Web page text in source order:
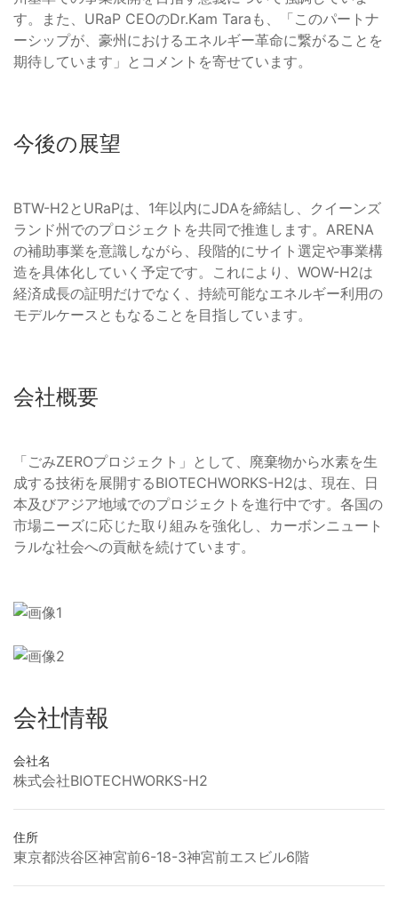
す。また、URaP CEOのDr.Kam Taraも、「このパートナ
ーシップが、豪州におけるエネルギー革命に繋がることを
期待しています」とコメントを寄せています。
今後の展望
BTW-H2とURaPは、1年以内にJDAを締結し、クイーンズ
ランド州でのプロジェクトを共同で推進します。ARENA
の補助事業を意識しながら、段階的にサイト選定や事業構
造を具体化していく予定です。これにより、WOW-H2は
経済成長の証明だけでなく、持続可能なエネルギー利用の
モデルケースともなることを目指しています。
会社概要
「ごみZEROプロジェクト」として、廃棄物から水素を生
成する技術を展開するBIOTECHWORKS-H2は、現在、日
本及びアジア地域でのプロジェクトを進行中です。各国の
市場ニーズに応じた取り組みを強化し、カーボンニュート
ラルな社会への貢献を続けています。
会社情報
会社名
株式会社BIOTECHWORKS-H2
住所
東京都渋谷区神宮前6-18-3神宮前エスビル6階